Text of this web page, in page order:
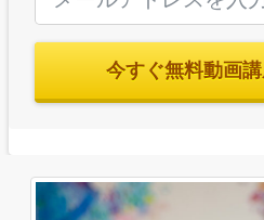
今すぐ無料動画